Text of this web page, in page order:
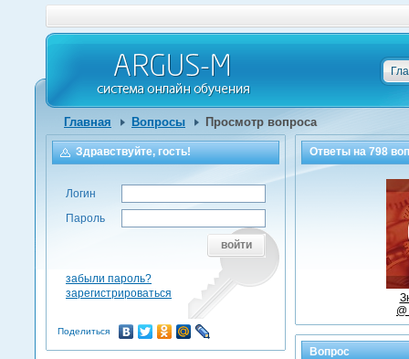
Главная Вопросы Просмотр вопроса
Ответы на798
Вопрос
Здравствуйте, гость!
Логин
Пароль
войти
забыли пароль?
зарегистрироваться
Поделиться